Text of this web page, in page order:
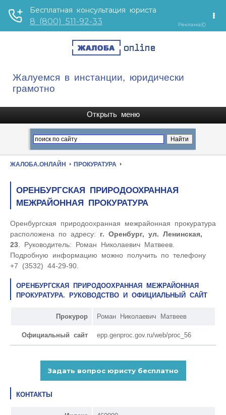
Жалуемся в инстанции, юридически
грамотно
ЖАЛОБА.ОНЛАЙН ПРОКУРАТУРА
ОРЕНБУРГСКАЯ ПРИРОДООХРАННАЯ
МЕЖРАЙОННАЯ ПРОКУРАТУРА
Оренбургская природоохранная межрайонная прокуратура
расположена по адресу: г. Оренбург, ул. Ленинская,
23 . Руководитель: Роман Николаевич Матвеев.
Подробную информацию можно получить по телефону
+7 (3532) 44-29-90.
ОРЕНБУРГСКАЯ ПРИРОДООХРАННАЯ МЕЖРАЙОННАЯ
ПРОКУРАТУРА. РУКОВОДСТВО И ОФИЦИАЛЬНЫЙ САЙТ
Прокурор Роман Николаевич Матвеев
Официальный сайт epp.genproc.gov.ru/web/proc_56
КОНТАКТЫ